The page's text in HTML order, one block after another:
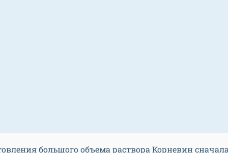
большого объема раствора Корневин